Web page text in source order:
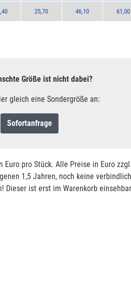
25,70 46,10 61,00
Größe ist nicht dabei?
gleich eine Sondergröße an:
Sofortanfrage
Euro pro Stück. Alle Preise in Euro
1,5 Jahren, noch keine
Dieser ist erst im Warenkorb